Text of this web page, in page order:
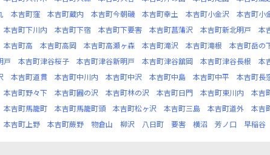
本吉町窪 本吉町蔵内 本吉町今朝磯 本吉町幸土 本吉町小金沢 本吉町小
本吉町下川内 本吉町下宿 本吉町下要害 本吉町菖蒲沢 本吉町新北明戸 本
本吉町高 本吉町高岡 本吉町高瀬ヶ森 本吉町滝沢 本吉町滝根 本吉町岳の
戸
本吉町津谷桜子 本吉町津谷新明戸 本吉町津谷舘岡 本吉町津谷長根 本
本吉町道貫 本吉町中川内 本吉町中沢 本吉町中島 本吉町中平 本吉町長
本吉町野々下 本吉町圃の沢 本吉町林の沢 本吉町日門 本吉町東川内 本吉
本吉町馬籠町 本吉町馬籠町頭 本吉町松ヶ沢 本吉町三島 本吉町道外 本吉
本吉町上野 本吉町蕨野 物倉山 柳沢 八日町 要害 横沼 芳ノ口 早稲谷